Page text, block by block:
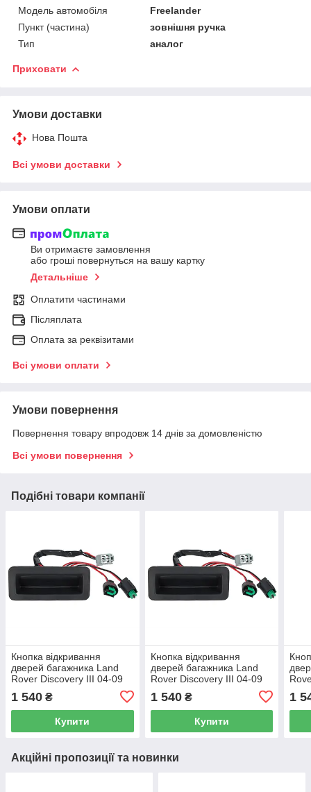
Модель автомобіля
Freelander
Пункт (частина)
зовнішня ручка
Тип
аналог
Приховати
Умови доставки
Нова Пошта
Всі умови доставки
Умови оплати
Ви отримаєте замовлення
або гроші повернуться на вашу картку
Детальніше
Оплатити частинами
Післяплата
Оплата за реквізитами
Всі умови оплати
Умови повернення
Повернення товару впродовж 14 днів за домовленістю
Всі умови повернення
Подібні товари компанії
Кнопка відкривання
дверей багажника Land
Rover Discovery III 04-09
1 540 ₴
Купити
Кнопка відкривання
дверей багажника Land
Rover Discovery III 04-09
1 540₴
Купити
1
Акційні пропозиції та новинки